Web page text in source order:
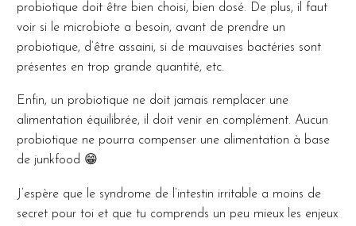
probiotique doit être bien choisi, bien dosé. De plus, il faut
voir si le microbiote a besoin, avant de prendre un
probiotique, d’être assaini, si de mauvaises bactéries sont
présentes en trop grande quantité, etc.
Enfin, un probiotique ne doit jamais remplacer une
alimentation équilibrée, il doit venir en complément. Aucun
probiotique ne pourra compenser une alimentation à base
de junkfood 😁
J’espère que le syndrome de l’intestin irritable a moins de
secret pour toi et que tu comprends un peu mieux les enjeux